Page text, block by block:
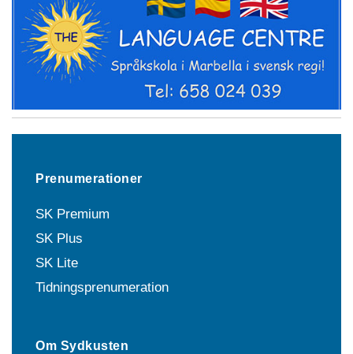
Prenumerationer
SK Premium
SK Plus
SK Lite
Tidningsprenumeration
Om Sydkusten